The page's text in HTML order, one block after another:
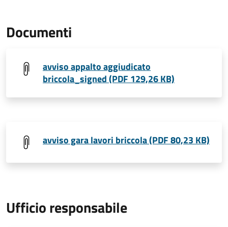
Documenti
avviso appalto aggiudicato
briccola_signed (PDF 129,26 KB)
avviso gara lavori briccola (PDF 80,23 KB)
Ufficio responsabile